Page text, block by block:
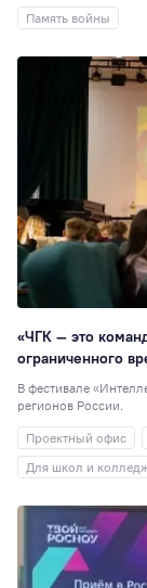
Память войны
«ЧГК — это
ограниченного
В фестивале
регионов России.
Проектный офис
Для школ и